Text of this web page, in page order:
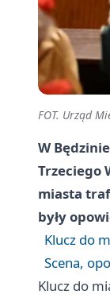
FOT. Urząd
W
Trzeciego
miasta
były
Klucz do
Scena,
Klucz do